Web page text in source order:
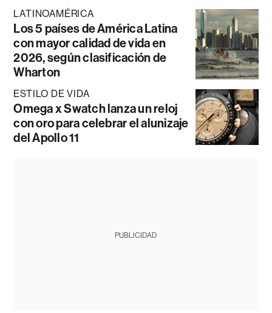
LATINOAMÉRICA
Los 5 países de América Latina
con mayor calidad de vida en
2026, según clasificación de
Wharton
ESTILO DE VIDA
Omega x Swatch lanza un reloj
con oro para celebrar el alunizaje
del Apollo 11
PUBLICIDAD